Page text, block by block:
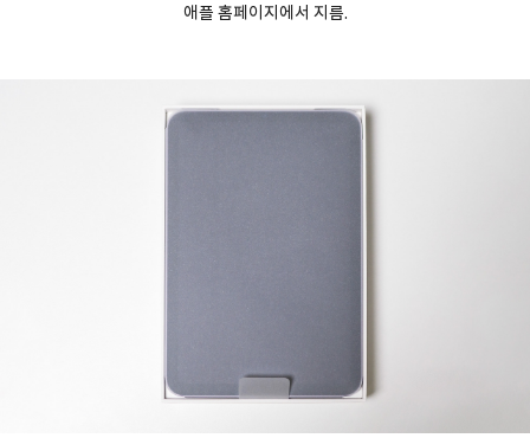
애플 홈페이지에서 지름.